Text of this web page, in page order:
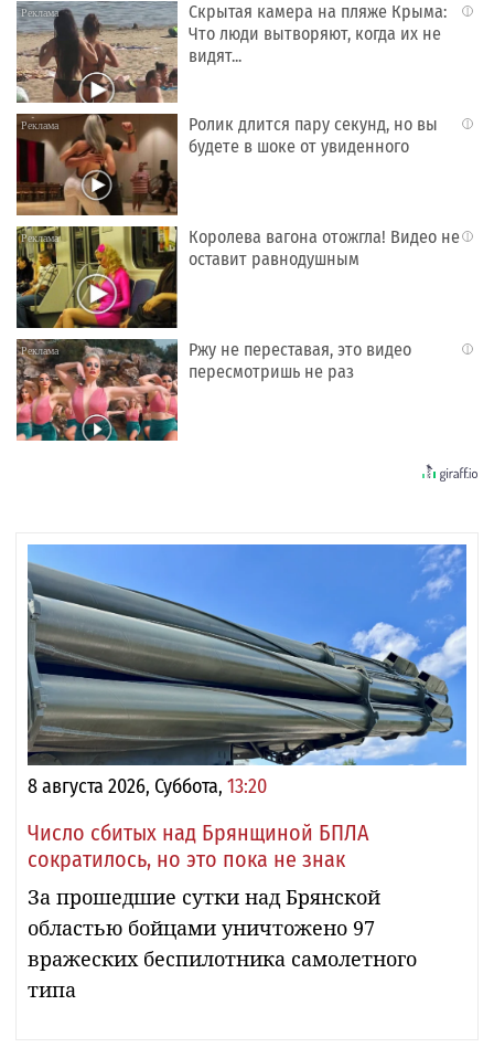
i
Скрытая камера на пляже Крыма:
Что люди вытворяют, когда их не
видят...
i
Ролик длится пару секунд, но вы
будете в шоке от увиденного
i
Королева вагона отожгла! Видео не
оставит равнодушным
i
Ржу не переставая, это видео
пересмотришь не раз
8 августа 2026, Суббота, 13:20
Число сбитых над Брянщиной БПЛА
сократилось, но это пока не знак
За прошедшие сутки над Брянской
областью бойцами уничтожено 97
вражеских беспилотника самолетного
типа